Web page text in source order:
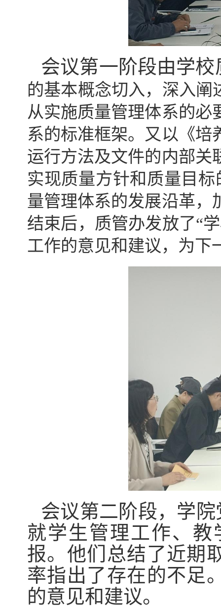
会议第一阶段由学
的基本概念切入，深入阐
从实施质量管理体系的必
系的标准框架。又以《培
运行方法及文件的内部关
实现质量方针和质量目
量管理体系的发展沿革，
结束后，质管办发放了“
工作的意见和建议，为下
会议第二阶段，学
就学生管理工作、
报。他们总结了近期
率指出了存在的不足
的意见和建议。